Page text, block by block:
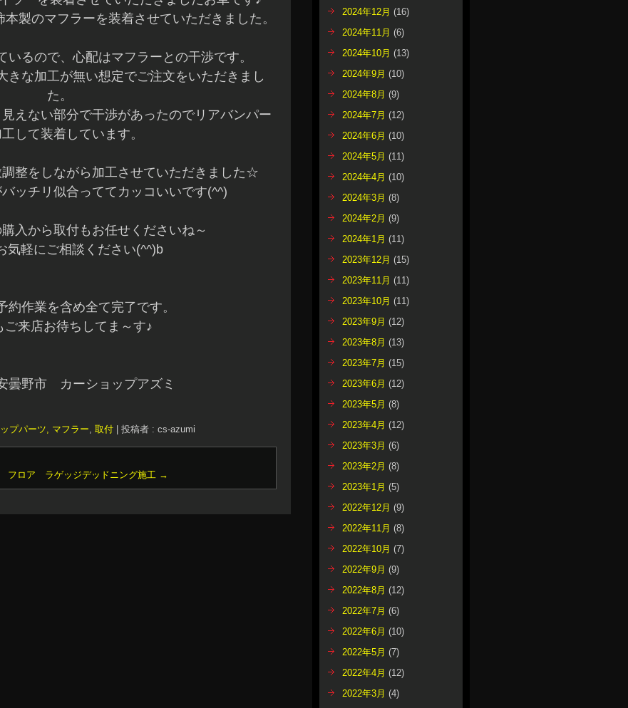
製のマフラーを装着させていただきました。
いるので、心配はマフラーとの干渉です。
きな加工が無い想定でご注文をいただきまし
た。
えない部分で干渉があったのでリアバンパー
して装着しています。
整をしながら加工させていただきました☆
ッチリ似合っててカッコいいです(^^)
入から取付もお任せくださいね～
気軽にご相談ください(^^)b
約作業を含め全て完了です。
ご来店お待ちしてま～す♪
野市 カーショップアズミ
プパーツ, マフラー, 取付 投稿者 : cs-azumi
ロア ラゲッジデッドニング施工 →
2024年12月 (16)
2024年11月 (6)
2024年10月 (13)
2024年9月 (10)
2024年8月 (9)
2024年7月 (12)
2024年6月 (10)
2024年5月 (11)
2024年4月 (10)
2024年3月 (8)
2024年2月 (9)
2024年1月 (11)
2023年12月 (15)
2023年11月 (11)
2023年10月 (11)
2023年9月 (12)
2023年8月 (13)
2023年7月 (15)
2023年6月 (12)
2023年5月 (8)
2023年4月 (12)
2023年3月 (6)
2023年2月 (8)
2023年1月 (5)
2022年12月 (9)
2022年11月 (8)
2022年10月 (7)
2022年9月 (9)
2022年8月 (12)
2022年7月 (6)
2022年6月 (10)
2022年5月 (7)
2022年4月 (12)
2022年3月 (4)